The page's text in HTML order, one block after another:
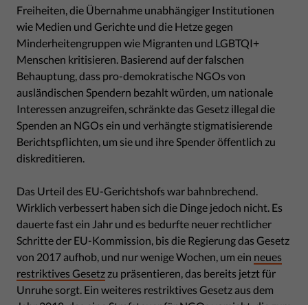
Freiheiten, die Übernahme unabhängiger Institutionen
wie Medien und Gerichte und die Hetze gegen
Minderheitengruppen wie Migranten und LGBTQI+
Menschen kritisieren. Basierend auf der falschen
Behauptung, dass pro-demokratische NGOs von
ausländischen Spendern bezahlt würden, um nationale
Interessen anzugreifen, schränkte das Gesetz illegal die
Spenden an NGOs ein und verhängte stigmatisierende
Berichtspflichten, um sie und ihre Spender öffentlich zu
diskreditieren.
Das Urteil des EU-Gerichtshofs war bahnbrechend.
Wirklich verbessert haben sich die Dinge jedoch nicht. Es
dauerte fast ein Jahr und es bedurfte neuer rechtlicher
Schritte der EU-Kommission, bis die Regierung das Gesetz
von 2017 aufhob, und nur wenige Wochen, um ein neues
restriktives Gesetz zu präsentieren, das bereits jetzt für
Unruhe sorgt. Ein weiteres restriktives Gesetz aus dem